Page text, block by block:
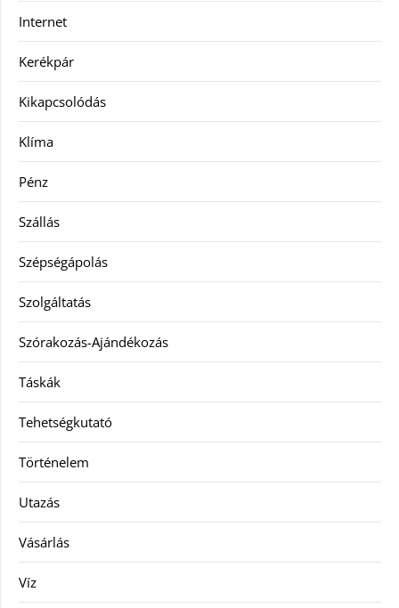
Internet
Kerékpár
Kikapcsolódás
Klíma
Pénz
Szállás
Szépségápolás
Szolgáltatás
Szórakozás-Ajándékozás
Táskák
Tehetségkutató
Történelem
Utazás
Vásárlás
Víz